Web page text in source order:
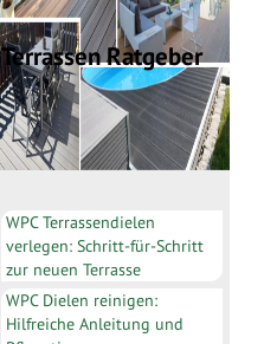
Terrassen Ratgeber
WPC Terrassendielen
verlegen: Schritt-für-Schritt
zur neuen Terrasse
WPC Dielen reinigen:
Hilfreiche Anleitung und